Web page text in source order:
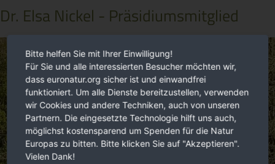
Dr. Elsa Nickel - Präsidiumsmitglied
Bitte helfen Sie mit Ihrer Einwilligung!
Für Sie und alle interessierten Besucher möchten wir,
dass euronatur.org sicher ist und einwandfrei
funktioniert. Um alle Dienste bereitzustellen, verwenden
wir Cookies und andere Techniken, auch von unseren
Partnern. Die eingesetzte Technologie hilft uns auch,
möglichst kostensparend um Spenden für die Natur
Europas zu bitten. Bitte klicken Sie auf "Akzeptieren".
Vielen Dank!